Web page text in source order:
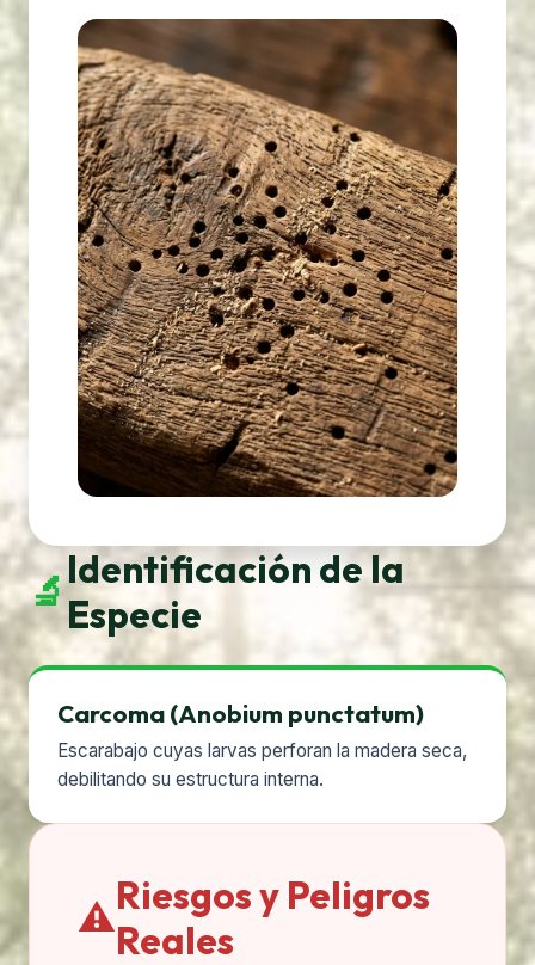
🔬Identificación de la
Especie
Carcoma (Anobium punctatum)
Escarabajo cuyas larvas perforan la madera seca,
debilitando su estructura interna.
⚠️Riesgos y Peligros
Reales